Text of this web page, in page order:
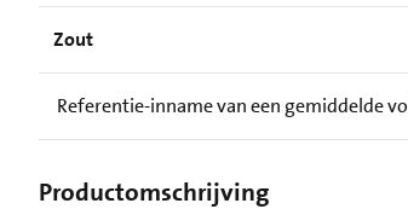
Zout
Referentie-inname van een gemiddelde
Productomschrijving